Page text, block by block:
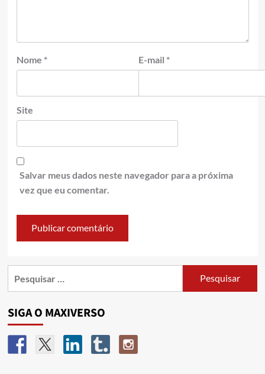
Nome * E-mail *
Site
Salvar meus dados neste navegador para a próxima
vez que eu comentar.
SIGA O MAXIVERSO